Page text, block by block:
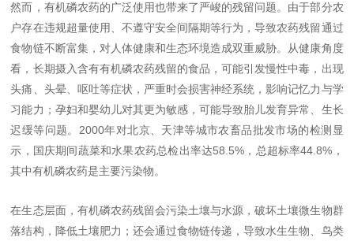
然而，有机磷农药的广泛使用也带来了严峻的残留问题。由于部分农
户存在违规超量使用、不遵守安全间隔期等行为，导致农药残留通过
食物链不断富集，对人体健康和生态环境造成双重威胁。从健康角度
看，长期摄入含有有机磷农药残留的食品，可能引发慢性中毒，出现
头痛、头晕、呕吐等症状，严重时会损害神经系统，影响记忆力与学
习能力；孕妇和婴幼儿对其更为敏感，可能导致胎儿发育异常、生长
迟缓等问题。2000年对北京、天津等城市农畜品批发市场的检测显
示，国庆期间蔬菜和水果农药总检出率达58.5%，总超标率44.8%，
其中有机磷农药是主要污染物。
在生态层面，有机磷农药残留会污染土壤与水源，破坏土壤微生物群
落结构，降低土壤肥力；还会通过食物链传递，导致水生生物、鸟类